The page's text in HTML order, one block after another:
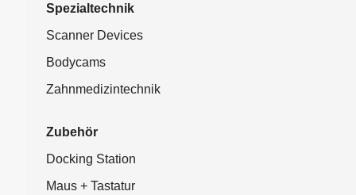
Spezialtechnik
Scanner Devices
Bodycams
Zahnmedizintechnik
Zubehör
Docking Station
Maus + Tastatur